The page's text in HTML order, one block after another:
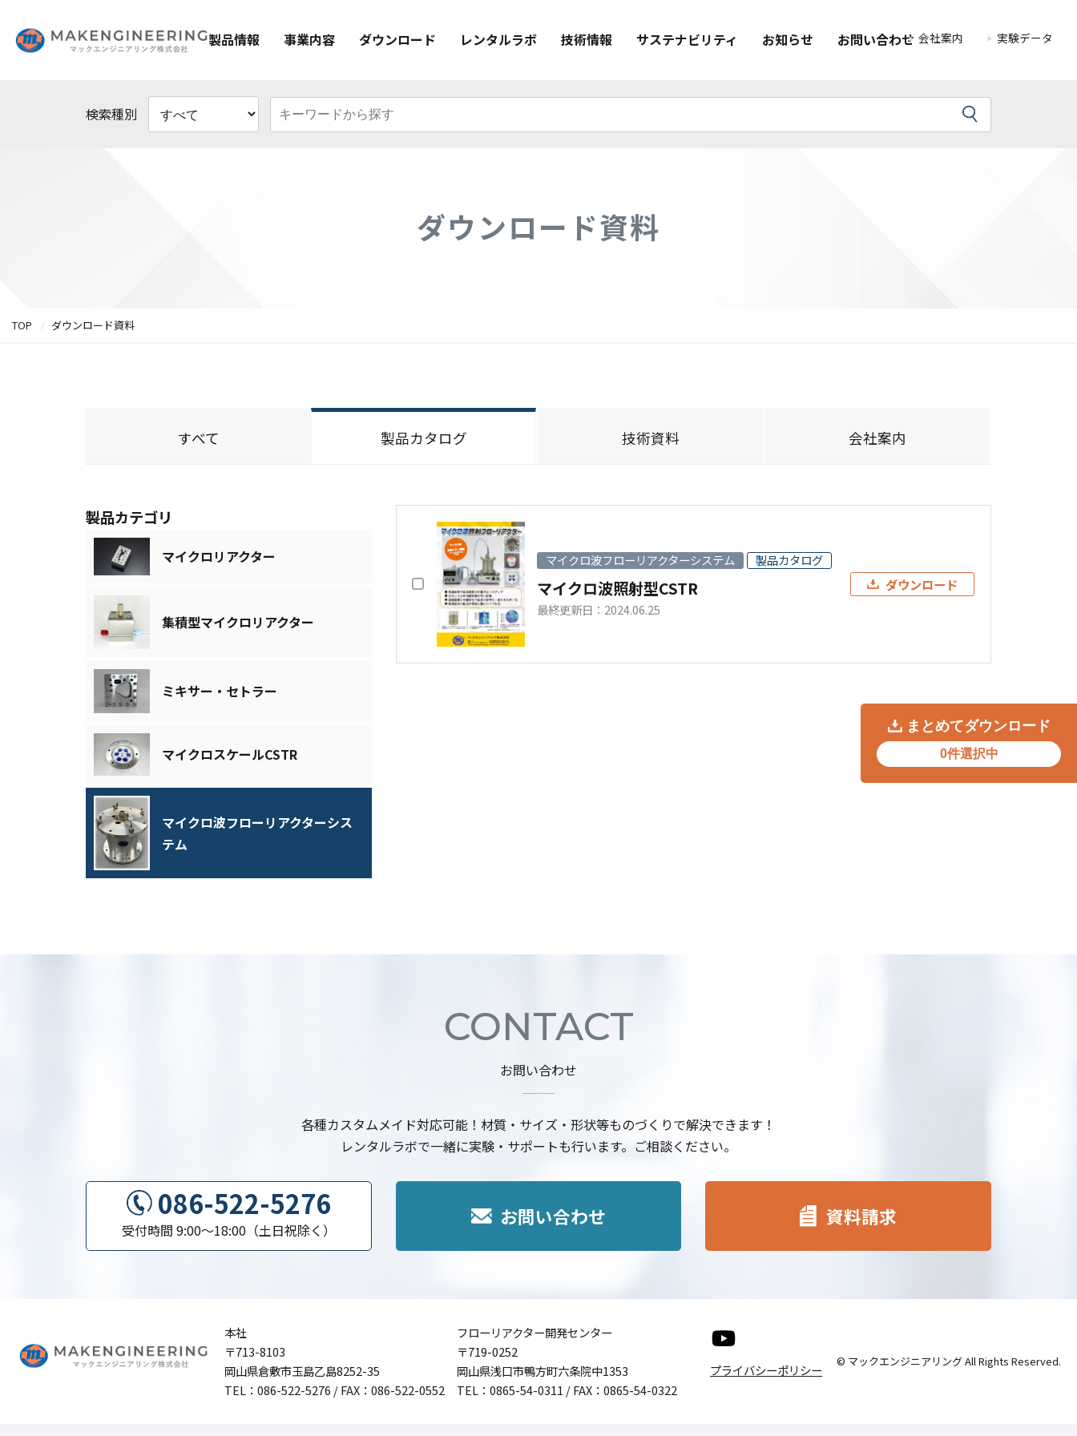
製品情報 事業内容 ダウンロード レンタルラボ 技術情報 サステナビリティ お知らせ お問い合わせ 会社案内 実験データ
検索種別
ダウンロード資料
TOP ダウンロード資料
すべて 製品カタログ 技術資料 会社案内
製品カテゴリ
マイクロリアクター
集積型マイクロリアクター
ミキサー・セトラー
マイクロスケールCSTR
マイクロ波フローリアクターシス
テム
マイクロ波フローリアクターシステム 製品カタログ
マイクロ波照射型CSTR
最終更新日：2024.06.25
ダウンロード
CONTACT
お問い合わせ
各種カスタムメイド対応可能！材質・サイズ・形状等ものづくりで解決できます！
レンタルラボで一緒に実験・サポートも行います。ご相談ください。
086-522-5276
受付時間 9:00〜18:00（土日祝除く）
お問い合わせ 資料請求
まとめてダウンロード
0件選択中
本社
〒713-8103
岡山県倉敷市玉島乙島8252-35
TEL： 086-522-5276 / FAX：086-522-0552
フローリアクター開発センター
〒719-0252
岡山県浅口市鴨方町六条院中1353
TEL： 0865-54-0311 / FAX：0865-54-0322
プライバシーポリシー
© マックエンジニアリング All Rights Reserved.